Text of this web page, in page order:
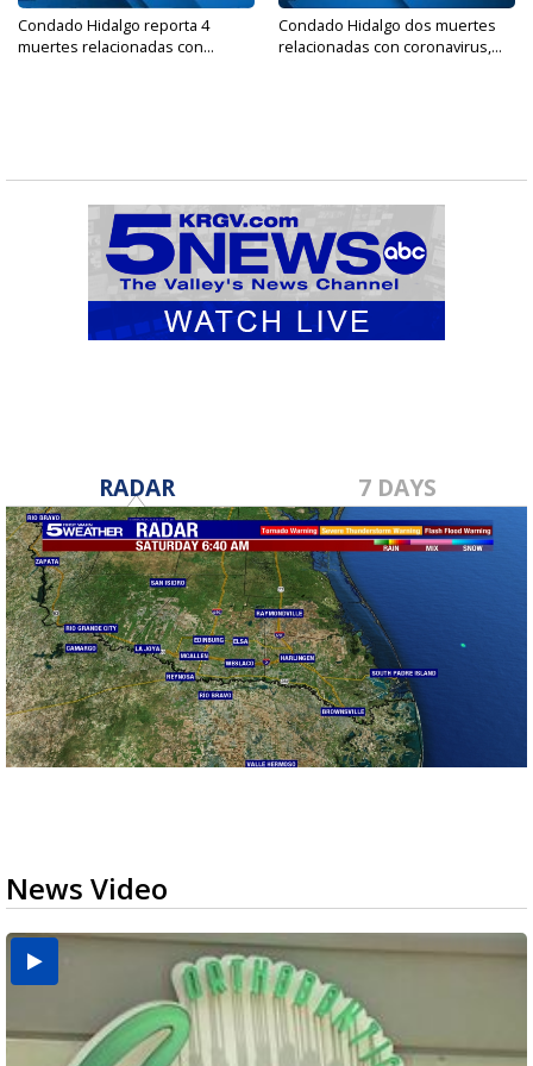
Condado Hidalgo reporta 4
muertes relacionadas con...
Condado Hidalgo dos muertes
relacionadas con coronavirus,...
RADAR 7 DAYS
News Video